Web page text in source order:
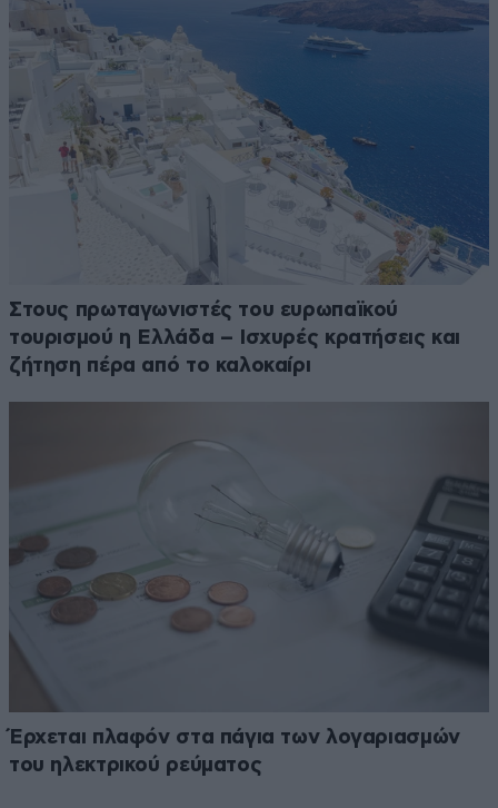
Στους πρωταγωνιστές του ευρωπαϊκού
τουρισμού η Ελλάδα – Ισχυρές κρατήσεις και
ζήτηση πέρα από το καλοκαίρι
Έρχεται πλαφόν στα πάγια των λογαριασμών
του ηλεκτρικού ρεύματος